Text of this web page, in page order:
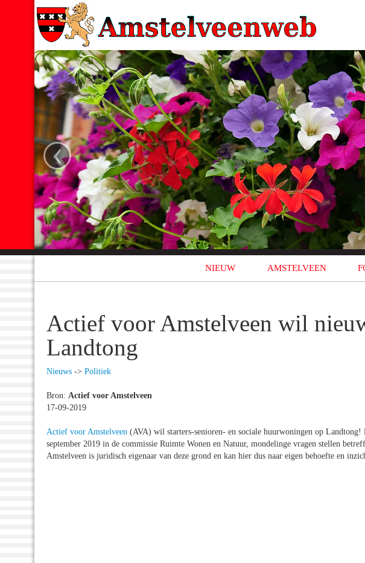
‹
NIEUW AMSTELVEEN
Actief voor Amstelveen wil
Landtong
Nieuws -> Politiek
Bron: Actief voor Amstelveen
17-09-2019
Actief voor Amstelveen (AVA) wil starters-senioren- en sociale huurwoningen op
september 2019 in de commissie Ruimte Wonen en Natuur, mondelinge vragen stellen
Amstelveen is juridisch eigenaar van deze grond en kan hier dus naar eigen behoefte en